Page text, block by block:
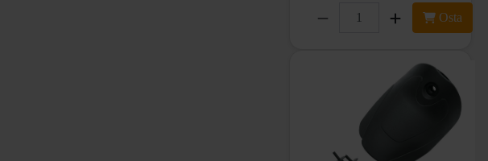
Osta
Sopii 34-37 mm halkaisijan alajalkoihin
HUOM Kuvassa esiintyvä valkoinen
aisan kiinnike ei kuulu
pakkaukseen.